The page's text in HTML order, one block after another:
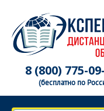
8 (800) 775-
(бесплатно по